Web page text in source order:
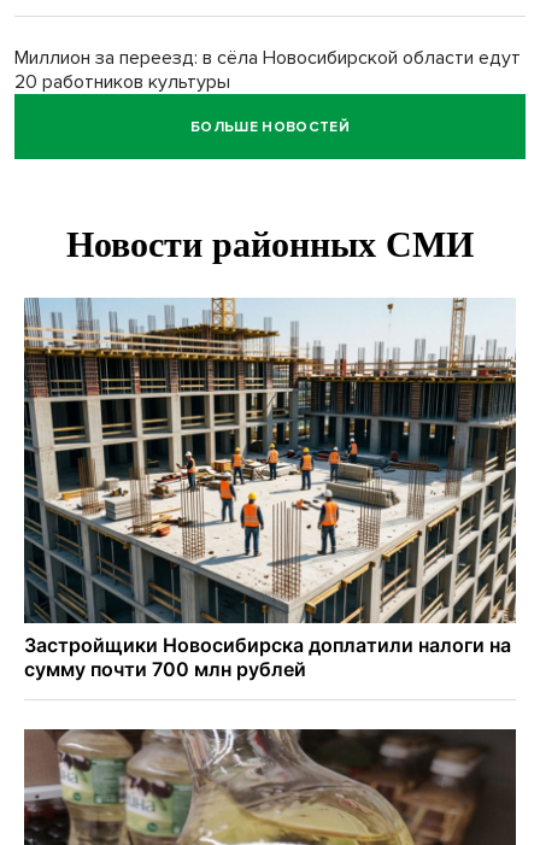
Миллион за переезд: в сёла Новосибирской области едут
20 работников культуры
О похолодании в августе-2026 рассказали синоптики в
В Новосибирске минтранс наказал 8 таксистов без
Андрей Травников поблагодарил новосибирских
строителей за вклад в развитие региона
Новосибирский метрополитен начал ремонт входа на
«Площади Ленина»
БОЛЬШЕ НОВОСТЕЙ